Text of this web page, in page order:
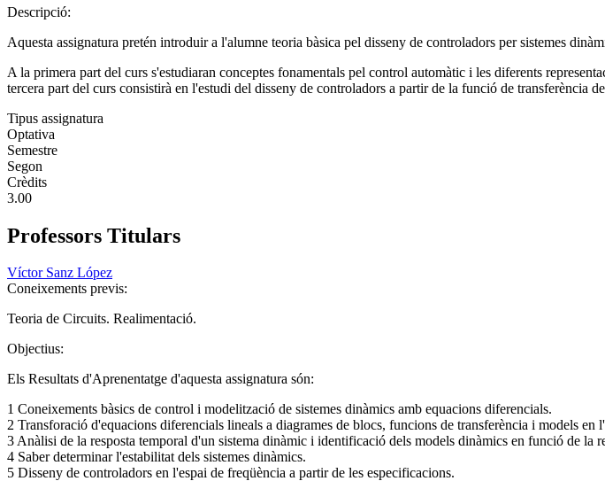
Descripció:
Aquesta assignatura pretén introduir a l'alumne teoria bàsica pel disseny de controladors per sistemes
A la primera part del curs s'estudiaran conceptes fonamentals pel control automàtic i les diferents
tercera part del curs consistirà en l'estudi del disseny de controladors a partir de la funció de transferència
Tipus assignatura
Optativa
Semestre
Segon
Crèdits
3.00
Professors Titulars
Víctor Sanz López
Coneixements previs:
Teoria de Circuits. Realimentació.
Objectius:
Els Resultats d'Aprenentatge d'aquesta assignatura són:
1 Coneixements bàsics de control i modelització de sistemes dinàmics amb equacions diferencials.
2 Transforació d'equacions diferencials lineals a diagrames de blocs, funcions de transferència i models en
3 Anàlisi de la resposta temporal d'un sistema dinàmic i identificació dels models dinàmics en funció de la
4 Saber determinar l'estabilitat dels sistemes dinàmics.
5 Disseny de controladors en l'espai de freqüència a partir de les especificacions.